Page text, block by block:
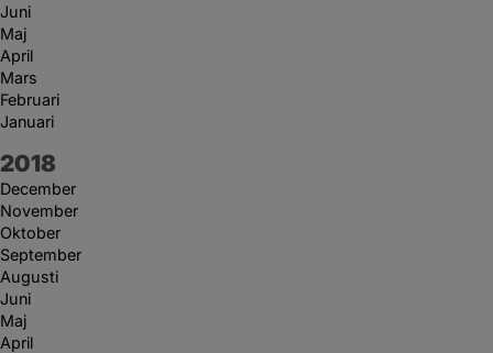
Juni
Maj
April
Mars
Februari
Januari
År:
2018
December
November
Oktober
September
Augusti
Juni
Maj
April